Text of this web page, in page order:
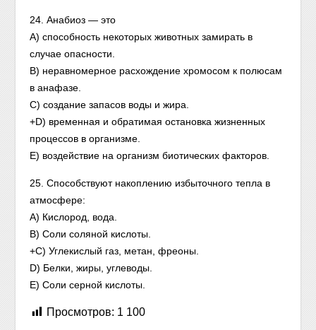
24. Анабиоз — это
A) способность некоторых животных замирать в
случае опасности.
B) неравномерное расхождение хромосом к полюсам
в анафазе.
C) создание запасов воды и жира.
+D) временная и обратимая остановка жизненных
процессов в организме.
E) воздействие на организм биотических факторов.
25. Способствуют накоплению избыточного тепла в
атмосфере:
A) Кислород, вода.
B) Соли соляной кислоты.
+C) Углекислый газ, метан, фреоны.
D) Белки, жиры, углеводы.
E) Соли серной кислоты.
Просмотров: 1 100